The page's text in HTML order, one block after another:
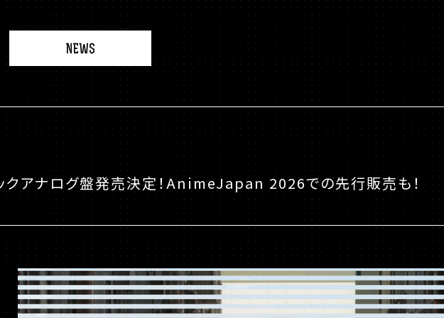
W
S
クアナログ盤発売決定！AnimeJapan 2026での先行販売も！